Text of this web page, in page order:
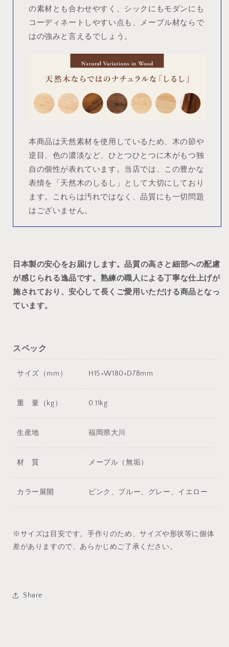
の素材とも合わせやすく、シックにもモダンにも
コーディネートしやすい点も、メープル材ならで
はの強みと言えるでしょう。
本商品は天然素材を使用しているため、木の節や
逆目、色の濃淡など、ひとつひとつに木がもつ独
自の個性が表れています。当店では、この豊かな
表情を「天然木のしるし」として大切にしており
ます。これらは汚れではなく、品質にも一切問題
はございません。
日本製の安心をお届けします。品質の高さと細部への配慮
が感じられる逸品です。熟練の職人による丁寧な仕上げが
施されており、安心して長くご愛用いただける商品となっ
ています。
スペック
サイズ（mm） H15×W180×D78mm
重 量（kg） 0.11kg
生産地 福岡県大川
材 質 メープル（無垢）
カラー展開 ピンク、ブルー、グレー、イエロー
※サイズは目安です。手作りのため、サイズや形状等に個体
差がありますので、あらかじめご了承ください。
Share